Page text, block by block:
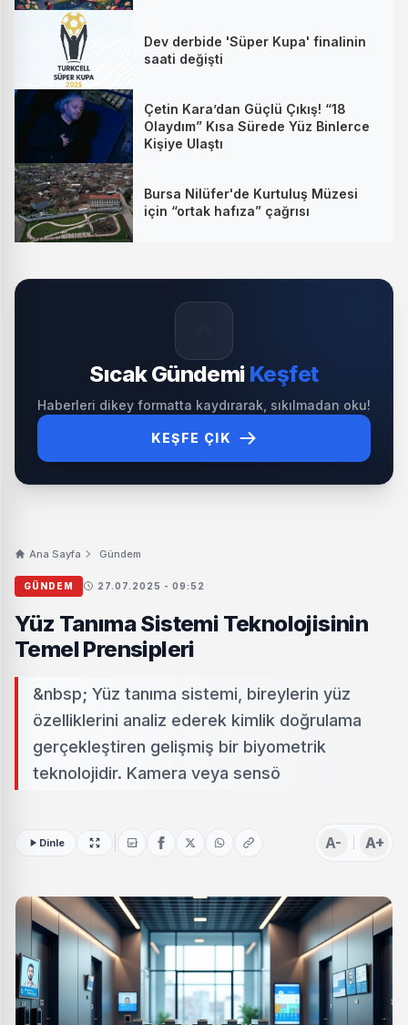
Dev derbide 'Süper Kupa' finalinin
saati değişti
Çetin Kara’dan Güçlü Çıkış! “18
Olaydım” Kısa Sürede Yüz Binlerce
Kişiye Ulaştı
Bursa Nilüfer'de Kurtuluş Müzesi
için “ortak hafıza” çağrısı
Sıcak Gündemi Keşfet
Haberleri dikey formatta kaydırarak, sıkılmadan oku!
KEŞFE ÇIK
Ana Sayfa Gündem
GÜNDEM 27.07.2025 - 09:52
Yüz Tanıma Sistemi Teknolojisinin
Temel Prensipleri
&nbsp; Yüz tanıma sistemi, bireylerin yüz
özelliklerini analiz ederek kimlik doğrulama
gerçekleştiren gelişmiş bir biyometrik
teknolojidir. Kamera veya sensö
Dinle A- A+